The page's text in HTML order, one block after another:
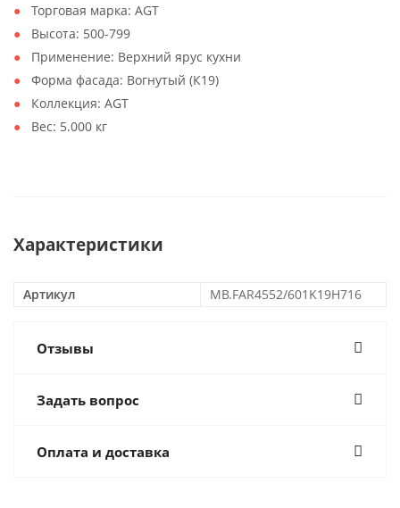
Торговая марка: AGT
Высота: 500-799
Применение: Верхний ярус кухни
Форма фасада: Вогнутый (К19)
Коллекция: AGT
Вес: 5.000 кг
Характеристики
Артикул MB.FAR4552/601K19H716
Отзывы
Задать вопрос
Оплата и доставка